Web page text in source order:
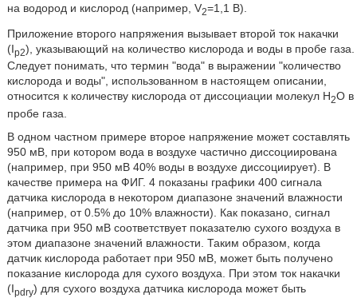
на водород и кислород (например, V2=1,1 В).
Приложение второго напряжения вызывает второй ток накачки
(Ip2), указывающий на количество кислорода и воды в пробе газа.
Следует понимать, что термин "вода" в выражении "количество
кислорода и воды", использованном в настоящем описании,
относится к количеству кислорода от диссоциации молекул H2O в
пробе газа.
В одном частном примере второе напряжение может составлять
950 мВ, при котором вода в воздухе частично диссоциирована
(например, при 950 мВ 40% воды в воздухе диссоциирует). В
качестве примера на ФИГ. 4 показаны графики 400 сигнала
датчика кислорода в некотором диапазоне значений влажности
(например, от 0.5% до 10% влажности). Как показано, сигнал
датчика при 950 мВ соответствует показателю сухого воздуха в
этом диапазоне значений влажности. Таким образом, когда
датчик кислорода работает при 950 мВ, может быть получено
показание кислорода для сухого воздуха. При этом ток накачки
(Ipdry) для сухого воздуха датчика кислорода может быть